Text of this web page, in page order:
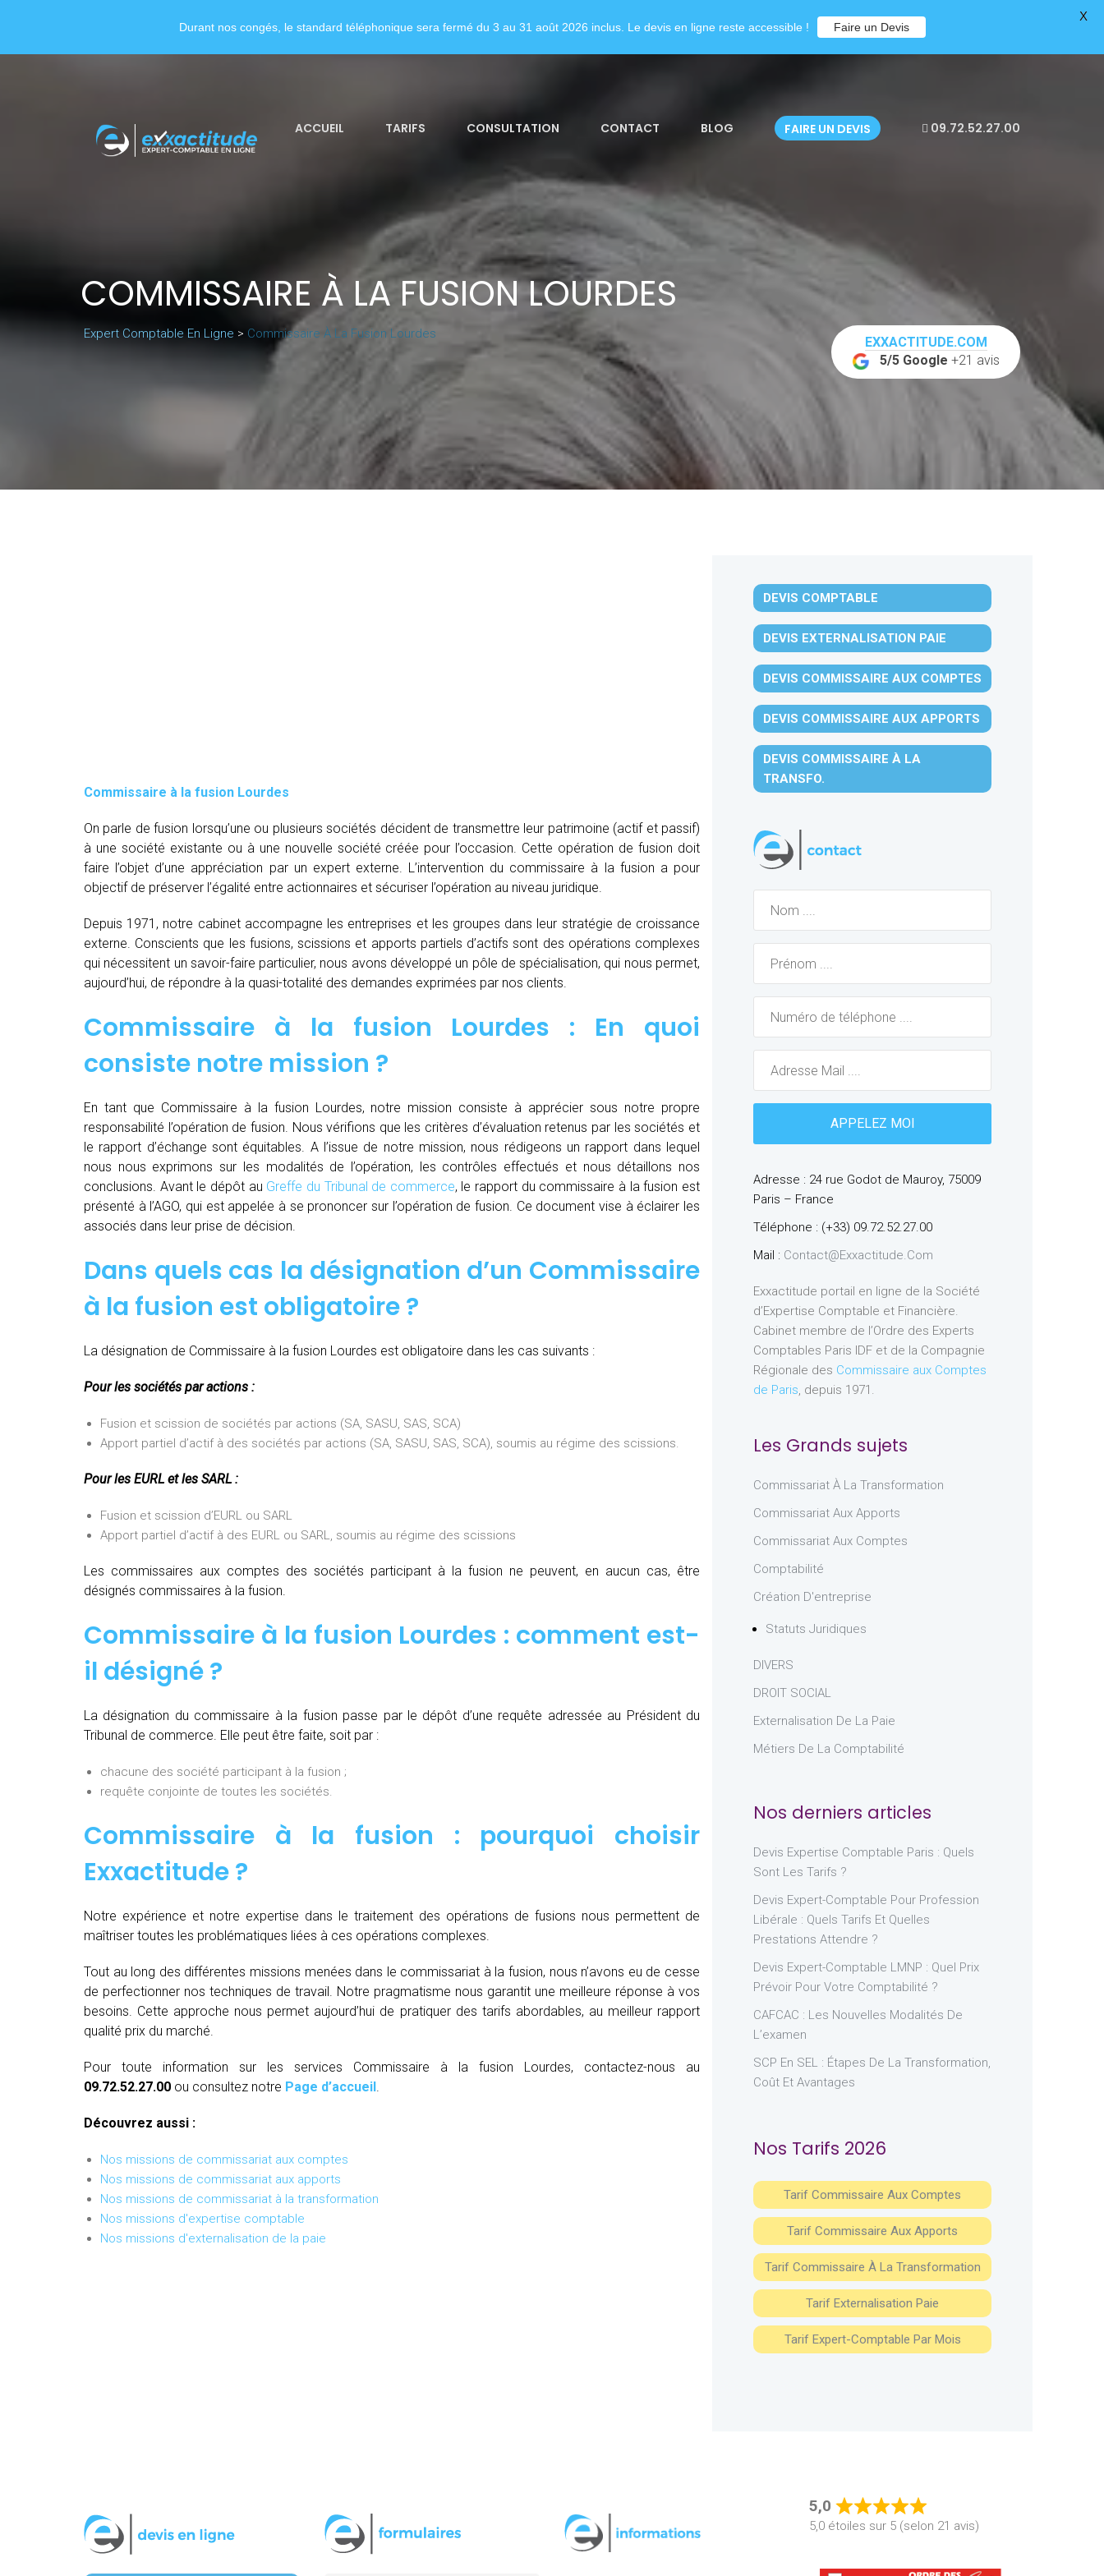
ACCUEIL TARIFS CONSULTATION CONTACT BLOG FAIRE UN DEVIS 09.72.52.27.00
COMMISSAIRE À LA FUSION LOURDES
Expert Comptable En Ligne > Commissaire À La Fusion Lourdes
EXXACTITUDE.COM
5/5 Google +21 avis
Commissaire à la fusion Lourdes
On parle de fusion lorsqu’une ou plusieurs sociétés décident de transmettre leur patrimoine (actif et passif)
à une société existante ou à une nouvelle société créée pour l’occasion. Cette opération de fusion doit
faire l’objet d’une appréciation par un expert externe. L’intervention du commissaire à la fusion a pour
objectif de préserver l’égalité entre actionnaires et sécuriser l’opération au niveau juridique.
Depuis 1971, notre cabinet accompagne les entreprises et les groupes dans leur stratégie de croissance
externe. Conscients que les fusions, scissions et apports partiels d’actifs sont des opérations complexes
qui nécessitent un savoir-faire particulier, nous avons développé un pôle de spécialisation, qui nous permet,
aujourd’hui, de répondre à la quasi-totalité des demandes exprimées par nos clients.
Commissaire à la fusion Lourdes : En quoi
consiste notre mission ?
En tant que Commissaire à la fusion Lourdes, notre mission consiste à apprécier sous notre propre
responsabilité l’opération de fusion. Nous vérifions que les critères d’évaluation retenus par les sociétés et
le rapport d’échange sont équitables. A l’issue de notre mission, nous rédigeons un rapport dans lequel
nous nous exprimons sur les modalités de l’opération, les contrôles effectués et nous détaillons nos
conclusions. Avant le dépôt au Greffe du Tribunal de commerce, le rapport du commissaire à la fusion est
présenté à l’AGO, qui est appelée à se prononcer sur l’opération de fusion. Ce document vise à éclairer les
associés dans leur prise de décision.
Dans quels cas la désignation d’un Commissaire
à la fusion est obligatoire ?
La désignation de Commissaire à la fusion Lourdes est obligatoire dans les cas suivants :
Pour les sociétés par actions :
Fusion et scission de sociétés par actions (SA, SASU, SAS, SCA)
Apport partiel d’actif à des sociétés par actions (SA, SASU, SAS, SCA), soumis au régime des scissions.
Pour les EURL et les SARL :
Fusion et scission d’EURL ou SARL
Apport partiel d’actif à des EURL ou SARL, soumis au régime des scissions
Les commissaires aux comptes des sociétés participant à la fusion ne peuvent, en aucun cas, être
désignés commissaires à la fusion.
Commissaire à la fusion Lourdes : comment est-
il désigné ?
La désignation du commissaire à la fusion passe par le dépôt d’une requête adressée au Président du
Tribunal de commerce. Elle peut être faite, soit par :
chacune des société participant à la fusion ;
requête conjointe de toutes les sociétés.
Commissaire à la fusion : pourquoi choisir
Exxactitude ?
Notre expérience et notre expertise dans le traitement des opérations de fusions nous permettent de
maîtriser toutes les problématiques liées à ces opérations complexes.
Tout au long des différentes missions menées dans le commissariat à la fusion, nous n’avons eu de cesse
de perfectionner nos techniques de travail. Notre pragmatisme nous garantit une meilleure réponse à vos
besoins. Cette approche nous permet aujourd’hui de pratiquer des tarifs abordables, au meilleur rapport
qualité prix du marché.
Pour toute information sur les services Commissaire à la fusion Lourdes, contactez-nous au
09.72.52.27.00 ou consultez notre Page d’accueil.
Découvrez aussi :
Nos missions de commissariat aux comptes
Nos missions de commissariat aux apports
Nos missions de commissariat à la transformation
Nos missions d'expertise comptable
Nos missions d'externalisation de la paie
DEVIS COMPTABLE
DEVIS EXTERNALISATION PAIE
DEVIS COMMISSAIRE AUX COMPTES
DEVIS COMMISSAIRE AUX APPORTS
DEVIS COMMISSAIRE À LA
TRANSFO.
Adresse : 24 rue Godot de Mauroy, 75009
Paris – France
Téléphone : (+33) 09.72.52.27.00
Mail : Contact@exxactitude.com
Exxactitude portail en ligne de la Société
d’Expertise Comptable et Financière.
Cabinet membre de l’Ordre des Experts
Comptables Paris IDF et de la Compagnie
Régionale des Commissaire aux Comptes
de Paris, depuis 1971.
Les Grands sujets
Commissariat À La Transformation
Commissariat Aux Apports
Commissariat Aux Comptes
Comptabilité
Création D'entreprise
Statuts Juridiques
DIVERS
DROIT SOCIAL
Externalisation De La Paie
Métiers De La Comptabilité
Nos derniers articles
Devis Expertise Comptable Paris : Quels
Sont Les Tarifs ?
Devis Expert-Comptable Pour Profession
Libérale : Quels Tarifs Et Quelles
Prestations Attendre ?
Devis Expert-Comptable LMNP : Quel Prix
Prévoir Pour Votre Comptabilité ?
CAFCAC : Les Nouvelles Modalités De
L’examen
SCP En SEL : Étapes De La Transformation,
Coût Et Avantages
Nos Tarifs 2026
Tarif Commissaire Aux Comptes
Tarif Commissaire Aux Apports
Tarif Commissaire À La Transformation
Tarif Externalisation Paie
Tarif Expert-Comptable Par Mois
5,0
Rated
5,0
5,0 étoiles sur 5 (selon 21 avis)
Durant nos congés, le standard téléphonique sera fermé du 3 au 31 août 2026 inclus. Le devis en ligne reste accessible ! Faire un Devis
X